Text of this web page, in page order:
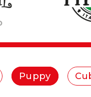
Puppy